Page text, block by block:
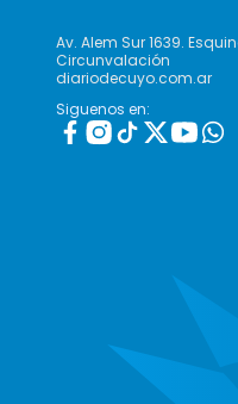
Av. Alem Sur 1639.
Circunvalación
diariodecuyo.com.ar
Siguenos en: